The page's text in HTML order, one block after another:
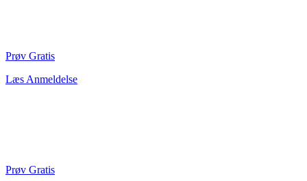
Prøv Gratis
Læs Anmeldelse
Prøv Gratis